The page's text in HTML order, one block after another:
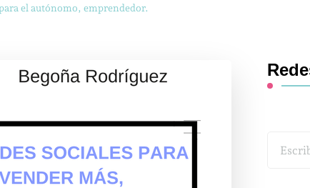
el autónomo, emprendedor.
¿Buscas